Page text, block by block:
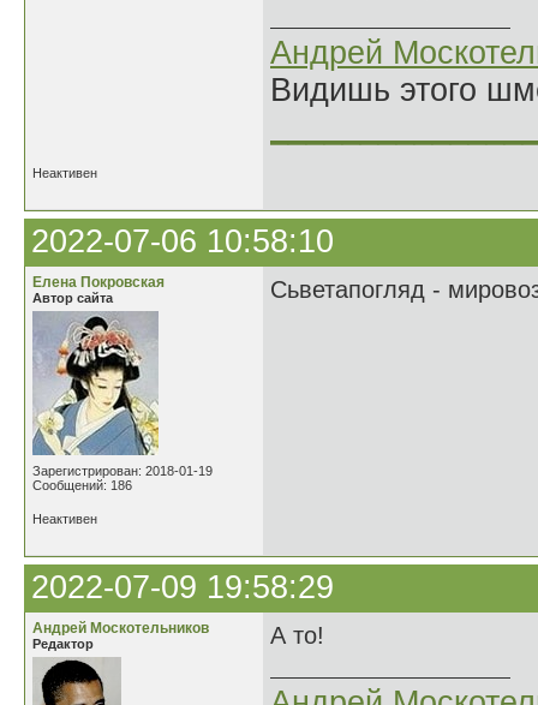
Андрей
Видишь этого
Неактивен
2022-07-06 10:58:10
Елена Покровская
Автор сайта
Зарегистрирован: 2018-01-19
Сообщений: 186
Сьветапогляд -
Неактивен
2022-07-09 19:58:29
Андрей Москотельников
Редактор А то!